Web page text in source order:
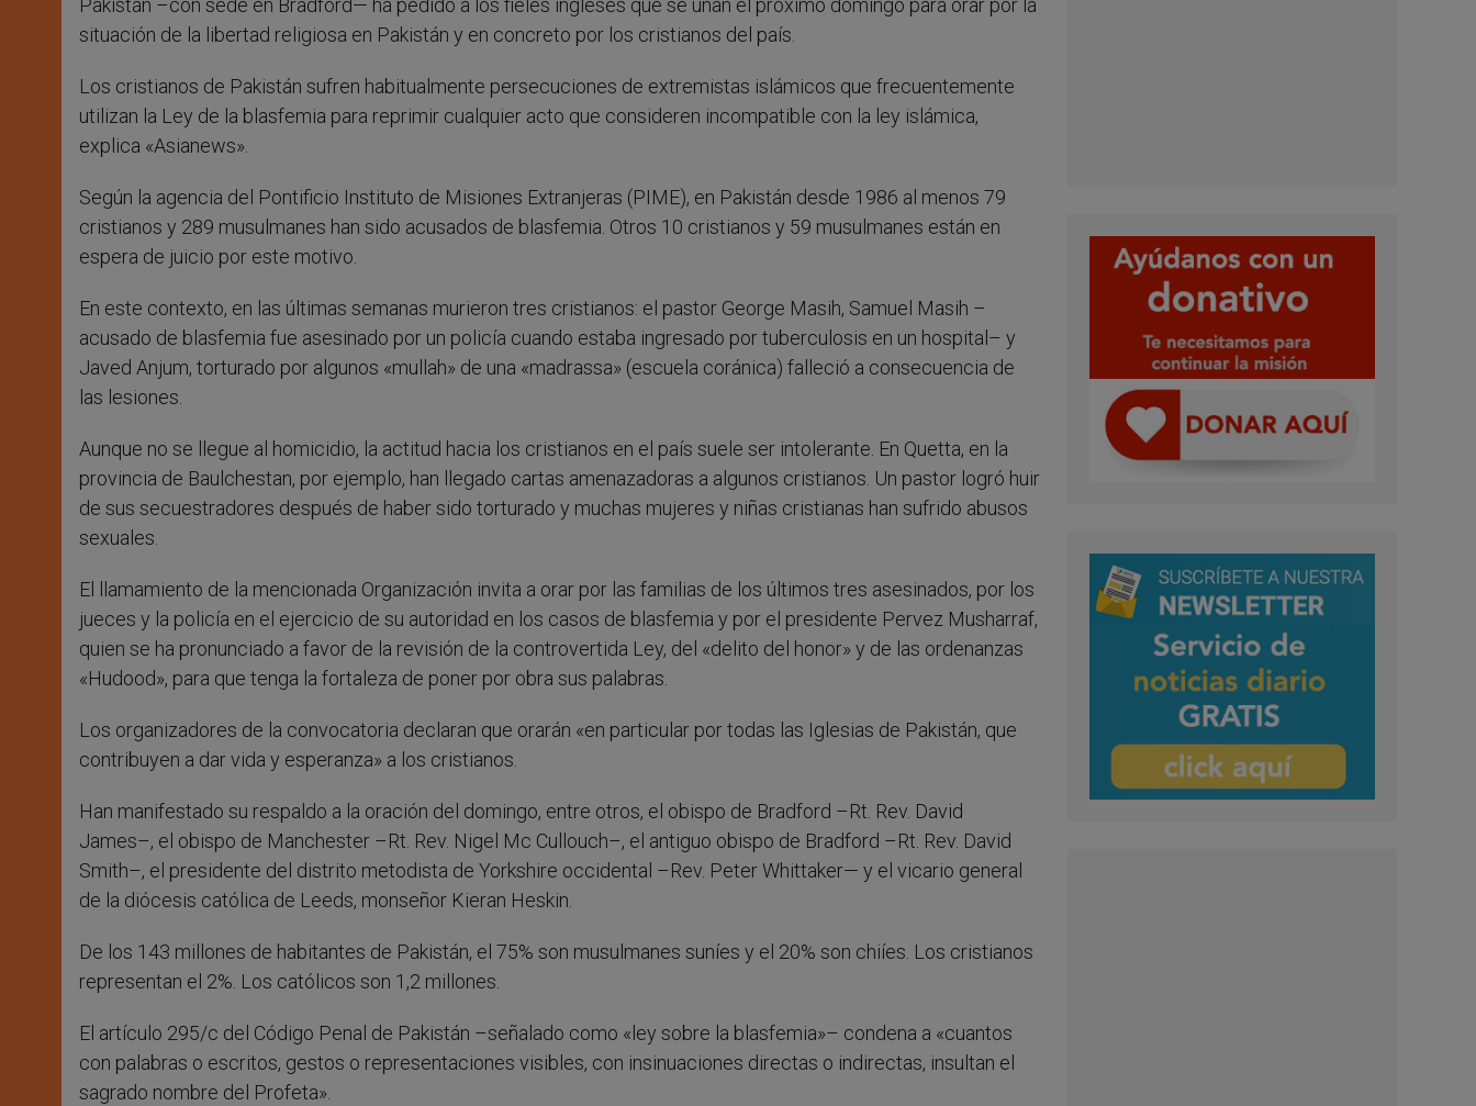
Pakistán –con sede en Bradford— ha pedido a los fieles ingleses que se unan el próximo domingo para orar por la
situación de la libertad religiosa en Pakistán y en concreto por los cristianos del país.
Los cristianos de Pakistán sufren habitualmente persecuciones de extremistas islámicos que frecuentemente
utilizan la Ley de la blasfemia para reprimir cualquier acto que consideren incompatible con la ley islámica,
explica «Asianews».
Según la agencia del Pontificio Instituto de Misiones Extranjeras (PIME), en Pakistán desde 1986 al menos 79
cristianos y 289 musulmanes han sido acusados de blasfemia. Otros 10 cristianos y 59 musulmanes están en
espera de juicio por este motivo.
En este contexto, en las últimas semanas murieron tres cristianos: el pastor George Masih, Samuel Masih –
acusado de blasfemia fue asesinado por un policía cuando estaba ingresado por tuberculosis en un hospital– y
Javed Anjum, torturado por algunos «mullah» de una «madrassa» (escuela coránica) falleció a consecuencia de
las lesiones.
Aunque no se llegue al homicidio, la actitud hacia los cristianos en el país suele ser intolerante. En Quetta, en la
provincia de Baulchestan, por ejemplo, han llegado cartas amenazadoras a algunos cristianos. Un pastor logró huir
de sus secuestradores después de haber sido torturado y muchas mujeres y niñas cristianas han sufrido abusos
sexuales.
El llamamiento de la mencionada Organización invita a orar por las familias de los últimos tres asesinados, por los
jueces y la policía en el ejercicio de su autoridad en los casos de blasfemia y por el presidente Pervez Musharraf,
quien se ha pronunciado a favor de la revisión de la controvertida Ley, del «delito del honor» y de las ordenanzas
«Hudood», para que tenga la fortaleza de poner por obra sus palabras.
Los organizadores de la convocatoria declaran que orarán «en particular por todas las Iglesias de Pakistán, que
contribuyen a dar vida y esperanza» a los cristianos.
Han manifestado su respaldo a la oración del domingo, entre otros, el obispo de Bradford –Rt. Rev. David
James–, el obispo de Manchester –Rt. Rev. Nigel Mc Cullouch–, el antiguo obispo de Bradford –Rt. Rev. David
Smith–, el presidente del distrito metodista de Yorkshire occidental –Rev. Peter Whittaker— y el vicario general
de la diócesis católica de Leeds, monseñor Kieran Heskin.
De los 143 millones de habitantes de Pakistán, el 75% son musulmanes suníes y el 20% son chiíes. Los cristianos
representan el 2%. Los católicos son 1,2 millones.
El artículo 295/c del Código Penal de Pakistán –señalado como «ley sobre la blasfemia»– condena a «cuantos
con palabras o escritos, gestos o representaciones visibles, con insinuaciones directas o indirectas, insultan el
sagrado nombre del Profeta».